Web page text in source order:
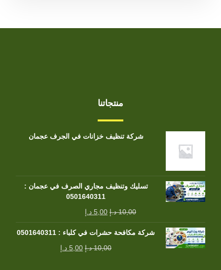
منتجاتنا
شركة تنظيف خزانات في الجرف عجمان
تسليك وتنظيف مجاري الصرف في عجمان :
0501640311
10,00 د.إ 5,00 د.إ
شركة مكافحة حشرات في كلباء : 0501640311
10,00 د.إ 5,00 د.إ